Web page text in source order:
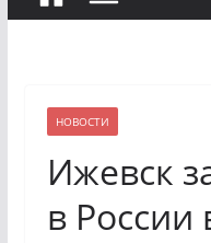
НОВОСТИ
Ижевск
в России